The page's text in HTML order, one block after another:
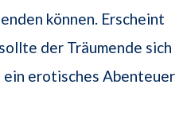
können. Erscheint
der Träumende sich
erotisches Abenteuer